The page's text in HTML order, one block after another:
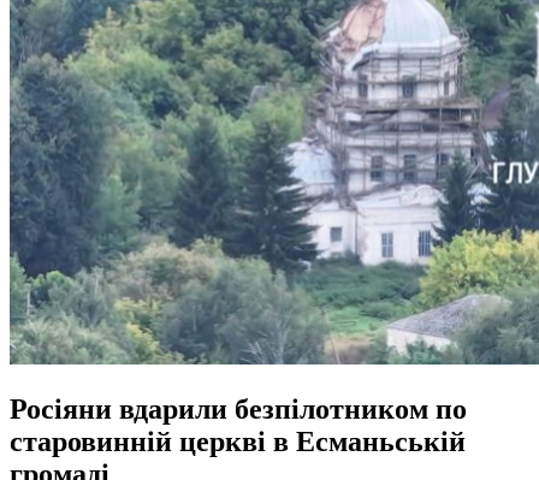
Росіяни вдарили безпілотником по
старовинній церкві в Есманьській